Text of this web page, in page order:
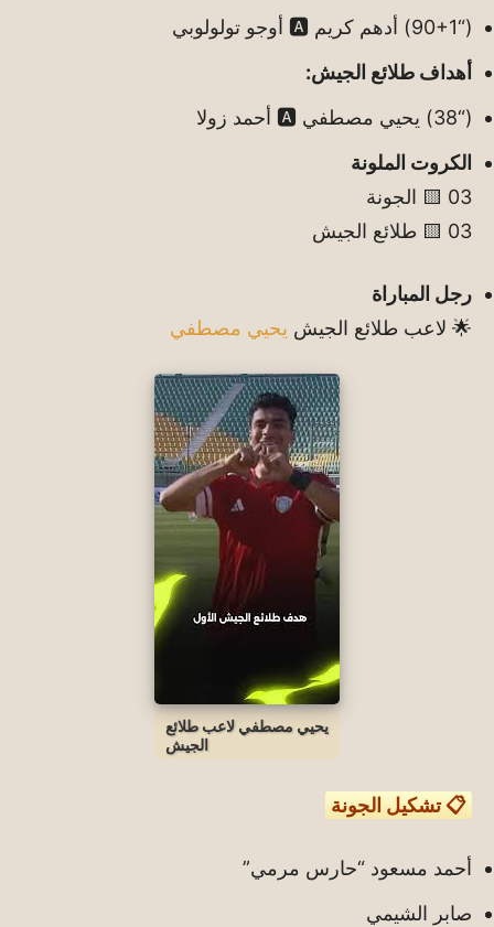
(“90+1) أدهم كريم 🅰️ أوجو تولولوبي
أهداف طلائع الجيش:
(“38) يحيي مصطفي 🅰️ أحمد زولا
الكروت الملونة
03 🟨 الجونة
03 🟨 طلائع الجيش
رجل المباراة
🌟 لاعب طلائع الجيش يحيي مصطفي
يحيي مصطفي لاعب طلائع
الجيش
📋 تشكيل الجونة
أحمد مسعود “حارس مرمي”
صابر الشيمي